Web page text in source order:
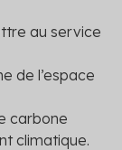
au service
de l’espace
carbone
climatique.